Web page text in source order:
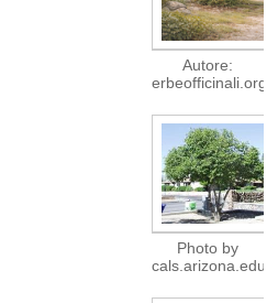
Autore:
erbeofficinali.org
Photo by
cals.arizona.edu